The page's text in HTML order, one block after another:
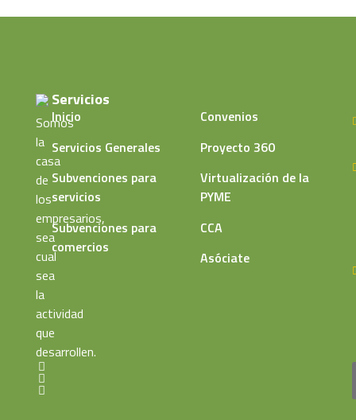
Somos
la
casa
de
los
empresarios,
sea
cual
sea
la
actividad
que
desarrollen.
Servicios
Inicio
Servicios Generales
Subvenciones para
servicios
Subvenciones para
comercios
Convenios
Proyecto 360
Virtualización de la
PYME
CCA
Asóciate